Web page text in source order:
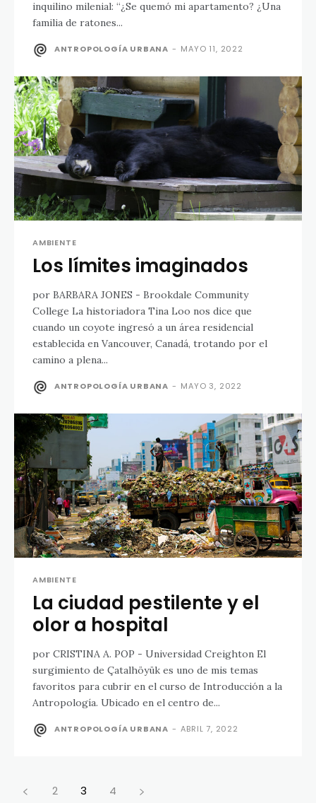
inquilino milenial: “¿Se quemó mi apartamento? ¿Una
familia de ratones...
ANTROPOLOGÍA URBANA - MAYO 11, 2022
AMBIENTE
Los límites imaginados
por BARBARA JONES - Brookdale Community
College La historiadora Tina Loo nos dice que
cuando un coyote ingresó a un área residencial
establecida en Vancouver, Canadá, trotando por el
camino a plena...
ANTROPOLOGÍA URBANA - MAYO 3, 2022
AMBIENTE
La ciudad pestilente y el
olor a hospital
por CRISTINA A. POP - Universidad Creighton El
surgimiento de Çatalhöyük es uno de mis temas
favoritos para cubrir en el curso de Introducción a la
Antropología. Ubicado en el centro de...
ANTROPOLOGÍA URBANA - ABRIL 7, 2022
2 3 4